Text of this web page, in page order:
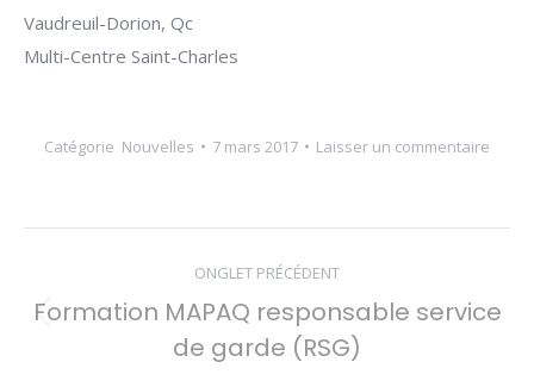
Vaudreuil-Dorion, Qc
Multi-Centre Saint-Charles
Catégorie Nouvelles 7 mars 2017 Laisser un commentaire
Navigation
de
commentaire
ONGLET PRÉCÉDENT
Onglet
précédent
Formation MAPAQ responsable service
de garde (RSG)